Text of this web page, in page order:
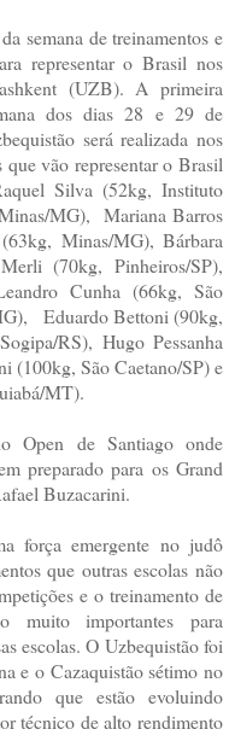
semana de treinamentos e
representar o Brasil nos
(UZB). A primeira
dos dias 28 e 29 de
será realizada nos
vão representar o Brasil
Silva (52kg, Instituto
MG), Mariana Barros
Minas/MG), Bárbara
(70kg, Pinheiros/SP),
Cunha (66kg, São
Eduardo Bettoni (90kg,
RS), Hugo Pessanha
São Caetano/SP) e
MT).
Open de Santiago onde
preparado para os Grand
Buzacarini.
força emergente no judô
que outras escolas não
e o treinamento de
muito importantes para
escolas. O Uzbequistão foi
e o Cazaquistão sétimo no
que estão evoluindo
técnico de alto rendimento